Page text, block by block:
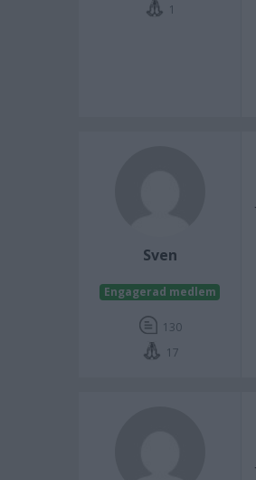
1
Sven
Engagerad medlem
130
17